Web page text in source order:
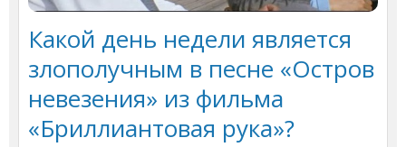
Какой день недели является
злополучным в песне «Остров
невезения» из фильма
«Бриллиантовая рука»?